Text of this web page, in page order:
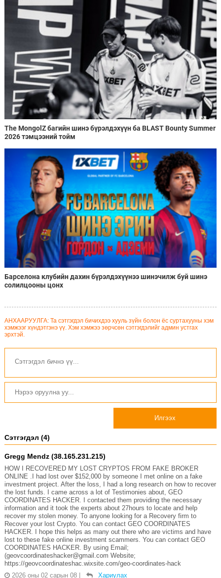
The MongolZ багийн шинэ бүрэлдэхүүн ба BLAST Bounty Summer
2026 тэмцээний тойм
Барселона клубийн дахин бүрэлдэхүүнээ шинэчилж буй шинэ
солилцооны цонх
АНХААРУУЛГА: Та сэтгэгдэл бичихдээ хууль зүйн болон ёс суртахууны хэм
хэмжээг хүндэтгэнэ үү. Хэм хэмжээ зөрчсөн сэтгэгдэлийг админ устгах
эрхтэй.
Илгээх
Сэтгэгдэл (4)
Gregg Mendz (38.165.231.215)
HOW I RECOVERED MY LOST CRYPTOS FROM FAKE BROKER
ONLINE .I had lost over $152,000 by someone I met online on a fake
investment project. After the loss, I had a long research on how to recover
the lost funds. I came across a lot of Testimonies about, GEO
COORDINATES HACKER. I contacted them providing the necessary
information and it took the experts about 27hours to locate and help
recover my stolen money. To anyone looking for a Recovery firm to
Recover your lost Crypto. You can contact GEO COORDINATES
HACKER. I hope this helps as many out there who are victims and have
lost to these fake online investment scammers. You can contact GEO
COORDINATES HACKER. By using Email;
(geovcoordinateshacker@gmail.com Website;
https://geovcoordinateshac.wixsite.com/geo-coordinates-hack
2026 оны 02 сарын 08
Хариулах